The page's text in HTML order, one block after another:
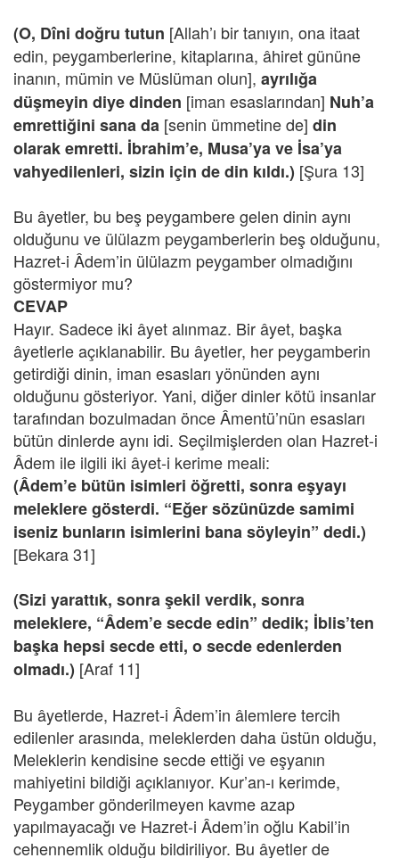
(O, Dîni doğru tutun [Allah’ı bir tanıyın, ona itaat
edin, peygamberlerine, kitaplarına, âhiret gününe
inanın, mümin ve Müslüman olun], ayrılığa
düşmeyin diye dinden [iman esaslarından] Nuh’a
emrettiğini sana da [senin ümmetine de] din
olarak emretti. İbrahim’e, Musa’ya ve İsa’ya
vahyedilenleri, sizin için de din kıldı.) [Şura 13]
Bu âyetler, bu beş peygambere gelen dinin aynı
olduğunu ve ülülazm peygamberlerin beş olduğunu,
Hazret-i Âdem’in ülülazm peygamber olmadığını
göstermiyor mu?
CEVAP
Hayır. Sadece iki âyet alınmaz. Bir âyet, başka
âyetlerle açıklanabilir. Bu âyetler, her peygamberin
getirdiği dinin, iman esasları yönünden aynı
olduğunu gösteriyor. Yani, diğer dinler kötü insanlar
tarafından bozulmadan önce Âmentü’nün esasları
bütün dinlerde aynı idi. Seçilmişlerden olan Hazret-i
Âdem ile ilgili iki âyet-i kerime meali:
(Âdem’e bütün isimleri öğretti, sonra eşyayı
meleklere gösterdi. “Eğer sözünüzde samimi
iseniz bunların isimlerini bana söyleyin” dedi.)
[Bekara 31]
(Sizi yarattık, sonra şekil verdik, sonra
meleklere, “Âdem’e secde edin” dedik; İblis’ten
başka hepsi secde etti, o secde edenlerden
olmadı.) [Araf 11]
Bu âyetlerde, Hazret-i Âdem’in âlemlere tercih
edilenler arasında, meleklerden daha üstün olduğu,
Meleklerin kendisine secde ettiği ve eşyanın
mahiyetini bildiği açıklanıyor. Kur’an-ı kerimde,
Peygamber gönderilmeyen kavme azap
yapılmayacağı ve Hazret-i Âdem’in oğlu Kabil’in
cehennemlik olduğu bildiriliyor. Bu âyetler de